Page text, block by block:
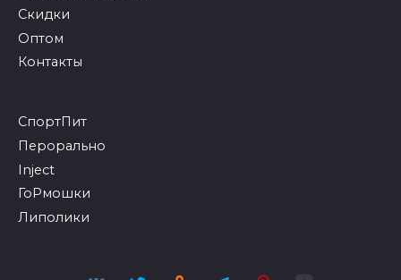
Скидки
Оптом
Контакты
СпортПит
Перорально
Inject
ГоРмошки
Липолики